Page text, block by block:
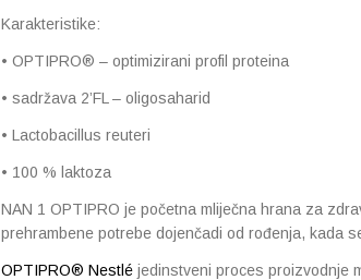
Karakteristike:
• OPTIPRO® – optimizirani profil proteina
• sadržava 2’FL – oligosaharid
• Lactobacillus reuteri
• 100 % laktoza
NAN 1 OPTIPRO je početna mliječna hrana za
prehrambene potrebe dojenčadi od rođenja, kada
OPTIPRO® Nestlé jedinstveni proces proizvodnje